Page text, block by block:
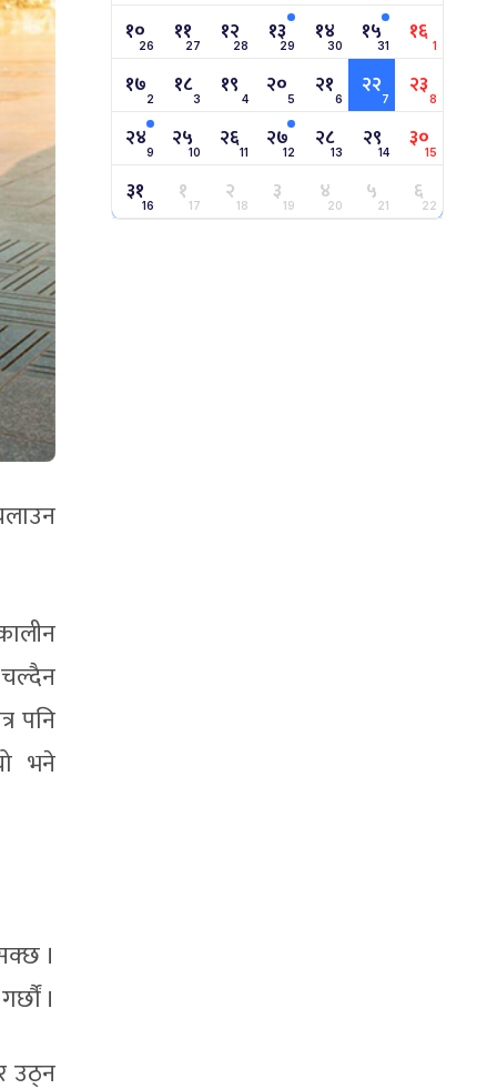
पनि
भने
।
।
उठ्न
१०26 ११27 १२28 १३29 १४30 १५31 १६ 1
१७2 १८3 १९ 4 २०5 २१6 २२7 २३8
२४9 २५10 २६11 २७12 २८13 २९14 ३०15
३१16 १17 २18 ३19 ४20 ५21 ६22